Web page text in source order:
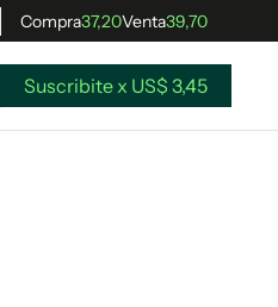
Compra37,20Venta39,70
Suscribite x US$ 3,45